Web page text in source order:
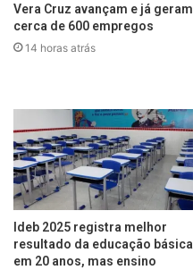
Vera Cruz avançam e já geram
cerca de 600 empregos
14 horas atrás
Ideb 2025 registra melhor
resultado da educação básica
em 20 anos, mas ensino